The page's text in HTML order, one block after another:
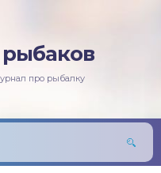
про рыбалку